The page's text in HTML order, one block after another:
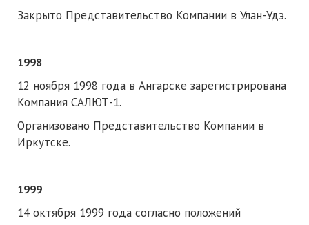
Закрыто Представительство Компании в Улан-Удэ.
1998
12 ноября 1998 года в Ангарске зарегистрирована
Компания САЛЮТ-1.
Организовано Представительство Компании в
Иркутске.
1999
14 октября 1999 года согласно положений